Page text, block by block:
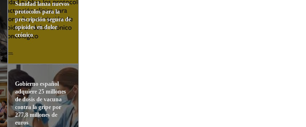
Sanidad lanza nuevos
protocolos para la
prescripción segura de
opioides en dolor
crónico
Gobierno español
adquiere 25 millones
de dosis de vacuna
contra la gripe por
277,8 millones de
euros